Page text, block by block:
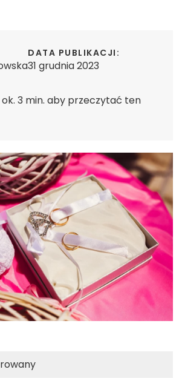
DATA PUBLIKACJI:
31 grudnia 2023
3 min. aby przeczytać ten